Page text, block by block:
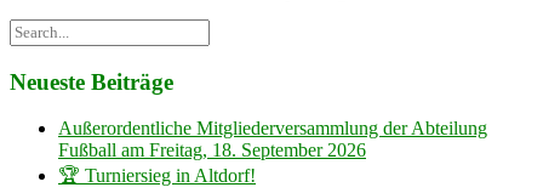
Neueste Beiträge
Außerordentliche Mitgliederversammlung der Abteilung
Fußball am Freitag, 18. September 2026
🏆 Turniersieg in Altdorf!